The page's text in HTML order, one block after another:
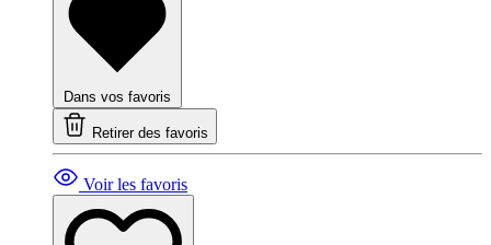
Dans vos favoris
Retirer des favoris
Voir les favoris